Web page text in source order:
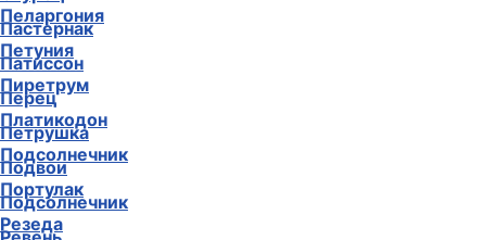
Пеларгония
Петуния
Пиретрум
Платикодон
Подсолнечник
Портулак
Резеда
Пастернак
Патиссон
Перец
Петрушка
Подвои
Подсолнечник